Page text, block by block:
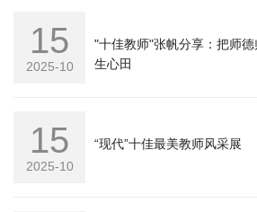
15
2025-10
"十佳教师"张帆分享：把师
生心田
15
2025-10
“现代”十佳最美教师风采展